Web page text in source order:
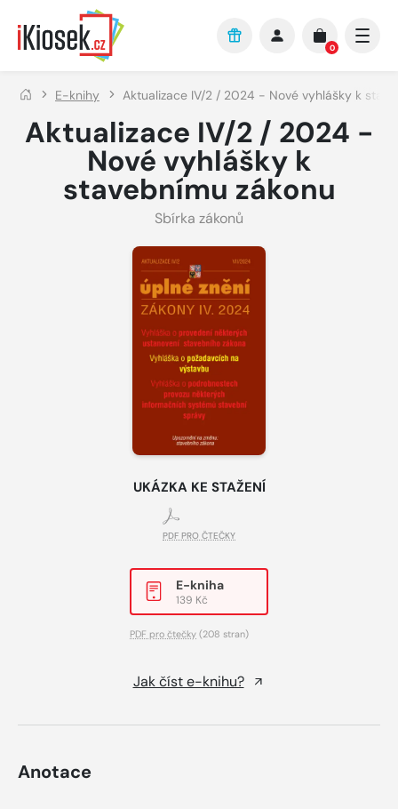
Přejít na hlavní obsah
0
E-knihy Aktualizace IV/2 / 2024 - Nové vyhlášky k
Aktualizace IV/2 / 2024 -
Nové vyhlášky k
stavebnímu zákonu
Sbírka zákonů
UKÁZKA KE STAŽENÍ
PDF PRO ČTEČKY
E-kniha
139 Kč
PDF pro čtečky (208 stran)
Jak číst e-knihu?
Anotace